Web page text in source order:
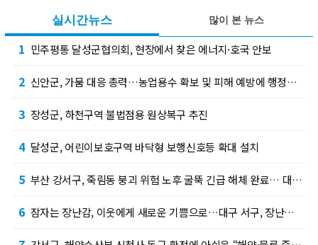
실시간뉴스
1 민주평통 달성군협의회, 현장에서 찾은 에너지·호국 안보
2 신안군, 가뭄 대응 총력…농업용수 확보 및 피해 예방에 행정력 집중
3 장성군, 하천구역 불법점용 원상복구 추진
4 달성군, 어린이보호구역 바닥형 보행신호등 확대 설치
5 부산 강서구, 죽림동 붕괴 위험 노후 굴뚝 긴급 해체 완료… 대피 주민 안전하게 일상 복귀…
6 잠자는 장난감, 이웃에게 새로운 기쁨으로…대구 서구, 장난감 기부·나눔 사업 추진
많이 본 뉴스